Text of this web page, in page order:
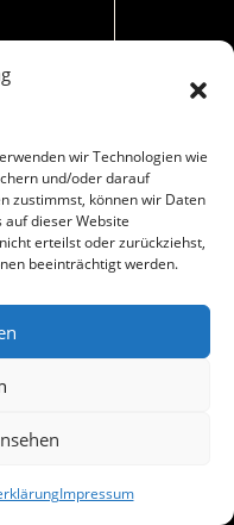
wir Technologien wie
und/oder darauf
zustimmst, können wir Daten
dieser Website
erteilst oder zurückziehst,
beeinträchtigt werden.
Impressum
Biwo